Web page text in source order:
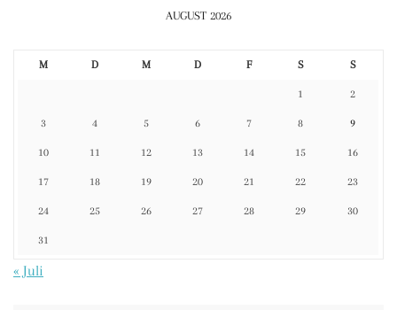
AUGUST 2026
M D M D F S S
1 2
3 4 5 6 7 8 9
10 11 12 13 14 15 16
17 18 19 20 21 22 23
24 25 26 27 28 29 30
31
« Juli